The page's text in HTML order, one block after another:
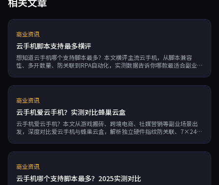
商业资讯
云手机脚本支持最多横评
想知道云手机哪个支持脚本最多？本文横评主流云手机，从脚本兼容
性、多开数量、防关联到RPA自动化，实测数据告诉你哪款最适合副业赚
商业资讯
云手机爱云手机？实测对比蜂巢云盒
云手机爱云手机？本文从游戏搬砖、跨境电商、社媒营销等副业场景出
发，深度对比爱云手机与蜂巢云盒，解析独立硬件指纹防关联、7×24运
商业资讯
云手机哪个支持脚本最多？2025实测对比